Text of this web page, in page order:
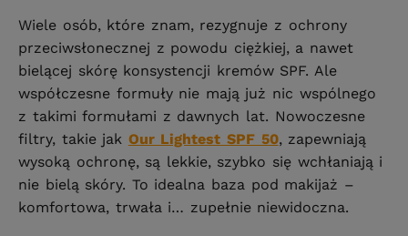
Wiele osób, które znam, rezygnuje z ochrony
przeciwsłonecznej z powodu ciężkiej, a nawet
bielącej skórę konsystencji kremów SPF. Ale
współczesne formuły nie mają już nic wspólnego
z takimi formułami z dawnych lat. Nowoczesne
filtry, takie jak Our Lightest SPF 50, zapewniają
wysoką ochronę, są lekkie, szybko się wchłaniają i
nie bielą skóry. To idealna baza pod makijaż –
komfortowa, trwała i… zupełnie niewidoczna.